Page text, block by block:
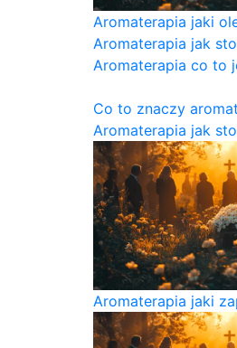
Aromaterapia jaki
Aromaterapia jak
Aromaterapia co to
Co to znaczy
Aromaterapia jak
Aromaterapia jaki